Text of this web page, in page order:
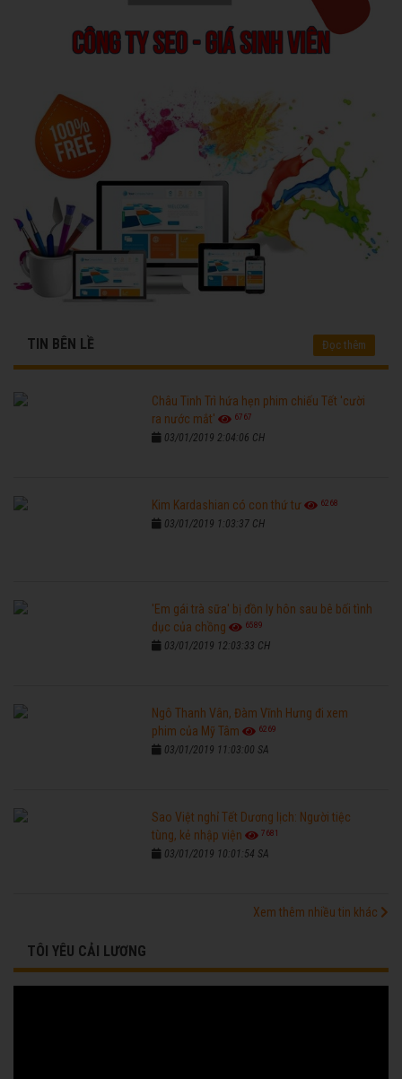
TIN BÊN LỀ Đọc thêm
Châu Tinh Trì hứa hẹn phim chiếu Tết 'cười
ra nước mắt'
6767
03/01/2019 2:04:06 CH
Kim Kardashian có con thứ tư 6268
03/01/2019 1:03:37 CH
'Em gái trà sữa' bị đồn ly hôn sau bê bối tình
dục của chồng
6589
03/01/2019 12:03:33 CH
Ngô Thanh Vân, Đàm Vĩnh Hưng đi xem
phim của Mỹ Tâm
6269
03/01/2019 11:03:00 SA
Sao Việt nghỉ Tết Dương lịch: Người tiệc
tùng, kẻ nhập viện
7681
03/01/2019 10:01:54 SA
Xem thêm nhiều tin khác
TÔI YÊU CẢI LƯƠNG